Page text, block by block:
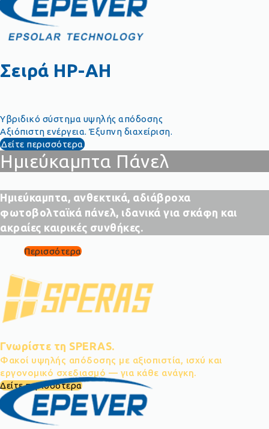
Σειρά HP-AH
Υβριδικό σύστημα υψηλής απόδοσης
Αξιόπιστη ενέργεια. Έξυπνη διαχείριση.
Δείτε περισσότερα
Ημιεύκαμπτα Πάνελ
Ημιεύκαμπτα, ανθεκτικά, αδιάβροχα
φωτοβολταϊκά πάνελ, ιδανικά για σκάφη και
ακραίες καιρικές συνθήκες.
Περισσότερα
Γνωρίστε τη SPERAS.
Φακοί υψηλής απόδοσης με αξιοπιστία, ισχύ και
εργονομικό σχεδιασμό — για κάθε ανάγκη.
Δείτε περισσότερα